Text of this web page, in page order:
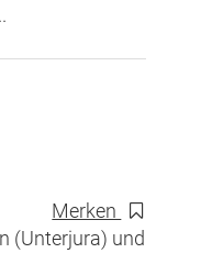
Merken
(Unterjura) und